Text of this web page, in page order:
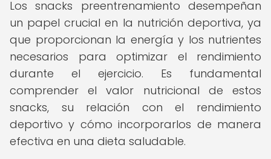
Los snacks preentrenamiento desempeñan
un papel crucial en la nutrición deportiva, ya
que proporcionan la energía y los nutrientes
necesarios para optimizar el rendimiento
durante el ejercicio. Es fundamental
comprender el valor nutricional de estos
snacks, su relación con el rendimiento
deportivo y cómo incorporarlos de manera
efectiva en una dieta saludable.